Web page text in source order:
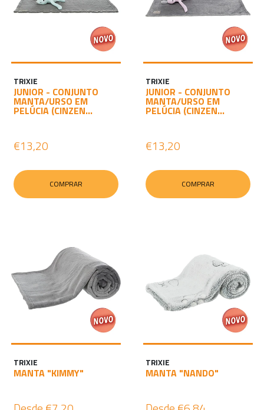
TRIXIE
JUNIOR - CONJUNTO
MANTA/URSO EM
PELÚCIA (CINZEN...
€13,20
COMPRAR
TRIXIE
JUNIOR - CONJUNTO
MANTA/URSO EM
PELÚCIA (CINZEN...
€13,20
COMPRAR
TRIXIE
MANTA "KIMMY"
TRIXIE
MANTA "NANDO"